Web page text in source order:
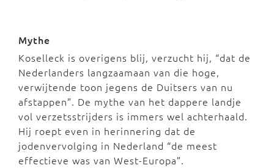
Mythe
Koselleck is overigens blij, verzucht hij, “dat de
Nederlanders langzaamaan van die hoge,
verwijtende toon jegens de Duitsers van nu
afstappen”. De mythe van het dappere landje
vol verzetsstrijders is immers wel achterhaald.
Hij roept even in herinnering dat de
jodenvervolging in Nederland “de meest
effectieve was van West-Europa”.